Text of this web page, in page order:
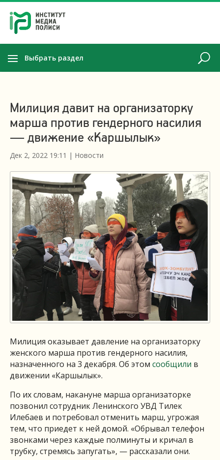
Выбрать раздел
Милиция давит на организаторку
марша против гендерного насилия
— движение «Каршылык»
Дек 2, 2022 19:11 | Новости
Милиция оказывает давление на организаторку
женского марша против гендерного насилия,
назначенного на 3 декабря. Об этом сообщили в
движении «Каршылык».
По их словам, накануне марша организаторке
позвонил сотрудник Ленинского УВД Тилек
Илебаев и потребовал отменить марш, угрожая
тем, что приедет к ней домой. «Обрывал телефон
звонками через каждые полминуты и кричал в
трубку, стремясь запугать», — рассказали они.